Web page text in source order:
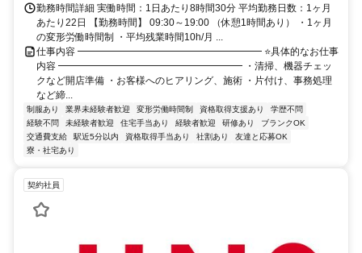
勤務時間詳細 実働時間：1日あたり8時間30分 平均勤務日数：1ヶ月
あたり22日 【勤務時間】 09:30～19:00 （休憩1時間あり） ・1ヶ月
の変形労働時間制 ・平均残業時間10h/月 ...
仕事内容 ━━━━━━━━━━━━━━━━━━━ ⭐具体的なお仕事
内容 ━━━━━━━━━━━━━━━━━━━ ・清掃、機器チェッ
クなど開店準備 ・お客様へのヒアリング、施術 ・片付け、事務処理
など締...
制服あり 業界未経験者歓迎 変形労働時間制 資格取得支援あり
学歴不問
経験不問
未経験者歓迎 住宅手当あり 経験者歓迎 研修あり
ブランクOK
交通費支給
駅近5分以内 資格取得手当あり 社割あり
友達と応募OK
寮・社宅あり
契約社員